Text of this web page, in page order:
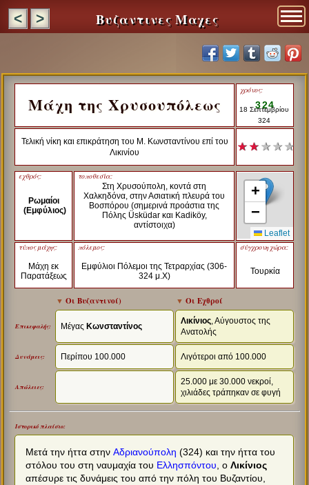
< > Βυζαντινες Μαχες
Μάχη της Χρυσουπόλεως
χρόνος:
324
18 Σεπτεμβρίου
324
Τελική νίκη και επικράτηση του Μ. Κωνσταντίνου επί του
Λικινίου
★ ★ ★ ★ ★
εχθρός:
Ρωμαίοι
(Εμφύλιος)
τοποθεσία:
Στη Χρυσούπολη, κοντά στη
Χαλκηδόνα, στην Ασιατική πλευρά του
Βοσπόρου (σημερινά προάστια της
Πόλης Üsküdar και Kadiköy,
αντίστοιχα)
+
−
Leaflet
τύπος μάχης:
Μάχη εκ
Παρατάξεως
πόλεμος:
Εμφύλιοι Πόλεμοι της Τετραρχίας (306-
324 μ.Χ)
σύγχρονη χώρα:
Τουρκία
▼ Οι Βυζαντινοί) ▼ Οι Εχθροί
Επικεφαλής: Μέγας Κωνσταντίνος
Λικίνιος, Αύγουστος της
Ανατολής
Δυνάμεις: Περίπου 100.000 Λιγότεροι από 100.000
Απώλειες:
25.000 με 30.000 νεκροί,
χιλιάδες τράπηκαν σε φυγή
Ιστορικό πλαίσιο:
Μετά την ήττα στηνΑδριανούπολη (324) και την ήττα του
στόλου του στη ναυμαχία του Ελλησπόντου, οΛικίνιος
απέσυρε τις δυνάμεις του από την πόλη του Βυζαντίου,